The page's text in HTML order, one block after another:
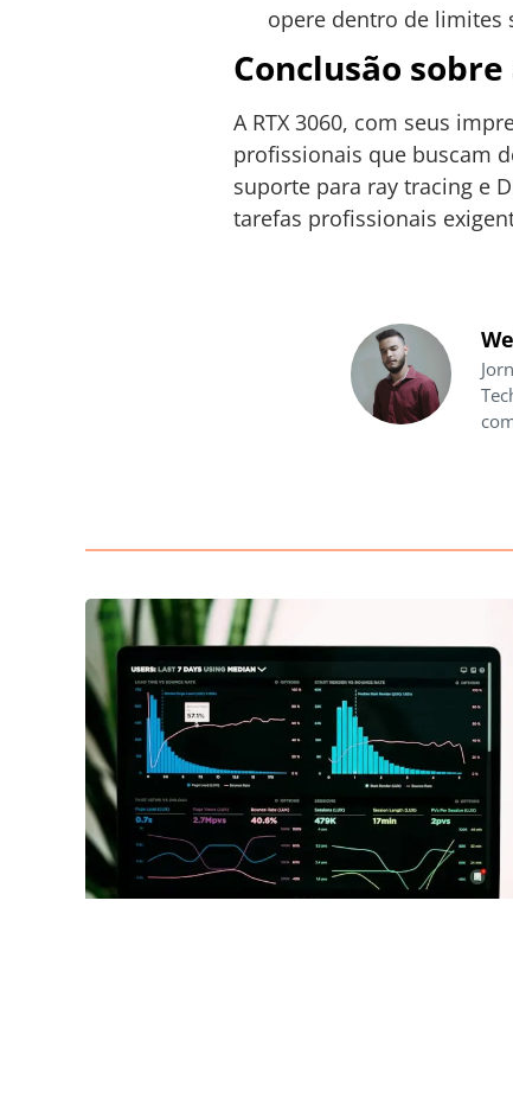
opere dentro de limites
Conclusão sobre
A RTX 3060, com seus
profissionais que buscam
suporte para ray tracing e
tarefas profissionais